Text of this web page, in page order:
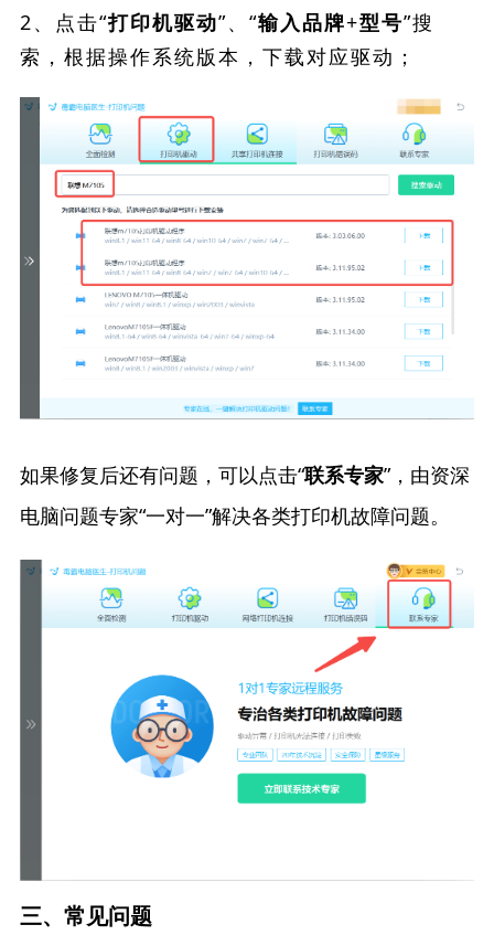
2、点击“打印机驱动”、“输入品牌+型号”搜
索，根据操作系统版本，下载对应驱动；
如果修复后还有问题，可以点击“联系专家”，由资深
电脑问题专家“一对一”解决各类打印机故障问题。
三、常见问题